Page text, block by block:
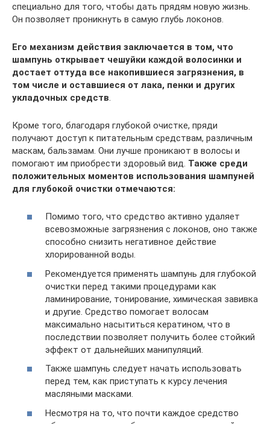
специально для того, чтобы дать прядям новую жизнь.
Он позволяет проникнуть в самую глубь локонов.
Его механизм действия заключается в том, что
шампунь открывает чешуйки каждой волосинки и
достает оттуда все накопившиеся загрязнения, в
том числе и оставшиеся от лака, пенки и других
укладочных средств
Кроме того, благодаря глубокой очистке, пряди
получают доступ к питательным средствам, различным
маскам, бальзамам. Они лучше проникают в волосы и
помогают им приобрести здоровый вид. Также среди
положительных моментов использования шампуней
для глубокой очистки отмечаются:
Помимо того, что средство активно удаляет
всевозможные загрязнения с локонов, оно также
способно снизить негативное действие
хлорированной воды.
Рекомендуется применять шампунь для глубокой
очистки перед такими процедурами как
ламинирование, тонирование, химическая завивка
и другие. Средство помогает волосам
максимально насытиться кератином, что в
последствии позволяет получить более стойкий
эффект от дальнейших манипуляций.
Также шампунь следует начать использовать
перед тем, как приступать к курсу лечения
масляными масками.
Несмотря на то, что почти каждое средство